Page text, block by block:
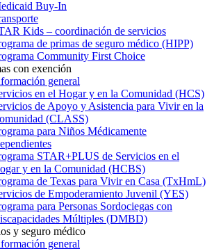
Buy-In
Kids – coordinación de servicios
de primas de seguro médico (HIPP)
Community First Choice
con exención
general
en el Hogar y en la Comunidad (HCS)
de Apoyo y Asistencia para Vivir en la
(CLASS)
para Niños Médicamente
STAR+PLUS de Servicios en el
y en la Comunidad (HCBS)
de Texas para Vivir en Casa (TxHmL)
de Empoderamiento Juvenil (YES)
para Personas Sordociegas con
Múltiples (DMBD)
y seguro médico
general